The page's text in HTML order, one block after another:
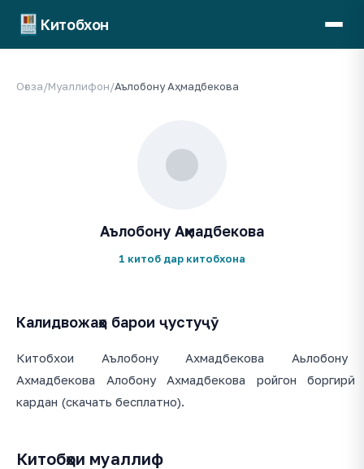
Китобхон
Оғоза/Муаллифон/Аълобону Аҳмадбекова
Аълобону Аҳмадбекова
1 китоб дар китобхона
Калидвожаҳо барои ҷустуҷӯ
Китобхои Аълобону Ахмадбекова Аьлобону
Ахмадбекова Алобону Ахмадбекова ройгон боргирӣ
кардан (скачать бесплатно).
Китобҳои муаллиф